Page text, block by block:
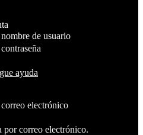
de usuario
ayuda
electrónico
por correo electrónico.